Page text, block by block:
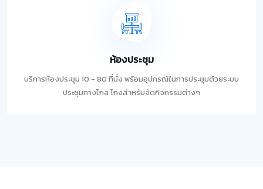
ห้องประชุม
บริการห้องประชุม 10 - 80 ที่นั่ง พร้อมอุปกรณ์ในการประชุมด้วยระบบ
ประชุมทางไกล โถงสำหรับจัดกิจกรรมต่างๆ